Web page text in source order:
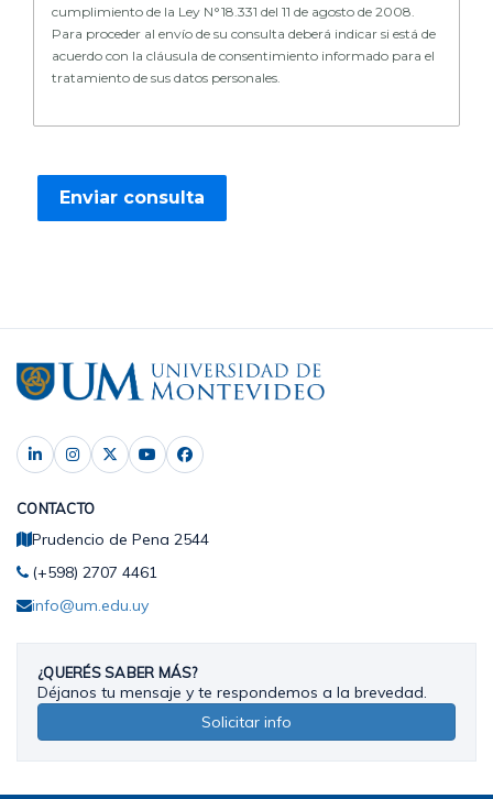
cumplimiento de la Ley N°18.331 del 11 de agosto de 2008.
Para proceder al envío de su consulta deberá indicar si está de
acuerdo con la cláusula de consentimiento informado para el
tratamiento de sus datos personales.
CONTACTO
Prudencio de Pena 2544
(+598) 2707 4461
info@um.edu.uy
¿QUERÉS SABER MÁS?
Déjanos tu mensaje y te respondemos a la brevedad.
Solicitar info